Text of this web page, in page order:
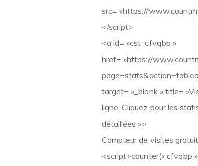
src= »https://
</script>
<a id= »cst_cfvqbp »
href= »https://
target= »_blank » title=
ligne. Cliquez pour les
détaillées »>
Compteur de visites
<script>counter(« cfvqbp